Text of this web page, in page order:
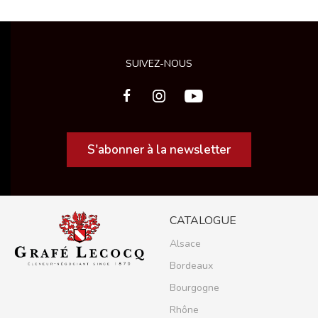
SUIVEZ-NOUS
S'abonner à la newsletter
CATALOGUE
Alsace
Bordeaux
Bourgogne
Rhône